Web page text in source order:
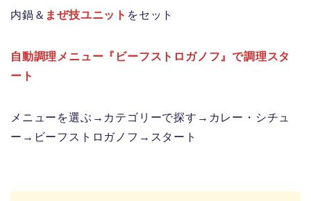
内鍋＆ まぜ技ユニット をセット
自動調理メニュー『ビーフストロガノフ』で調理スタ
ート
メニューを選ぶ→カテゴリーで探す→カレー・シチュ
ー→ビーフストロガノフ→スタート